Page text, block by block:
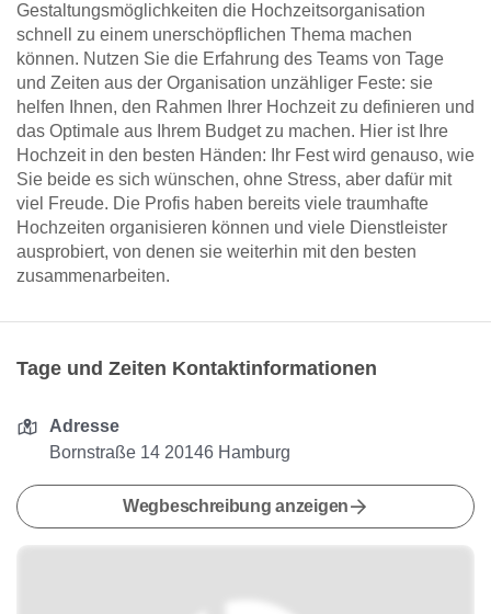
Gestaltungsmöglichkeiten die Hochzeitsorganisation
schnell zu einem unerschöpflichen Thema machen
können. Nutzen Sie die Erfahrung des Teams von Tage
und Zeiten aus der Organisation unzähliger Feste: sie
helfen Ihnen, den Rahmen Ihrer Hochzeit zu definieren und
das Optimale aus Ihrem Budget zu machen. Hier ist Ihre
Hochzeit in den besten Händen: Ihr Fest wird genauso, wie
Sie beide es sich wünschen, ohne Stress, aber dafür mit
viel Freude. Die Profis haben bereits viele traumhafte
Hochzeiten organisieren können und viele Dienstleister
ausprobiert, von denen sie weiterhin mit den besten
zusammenarbeiten.
Tage und Zeiten Kontaktinformationen
Adresse
Bornstraße 14 20146 Hamburg
Wegbeschreibung anzeigen